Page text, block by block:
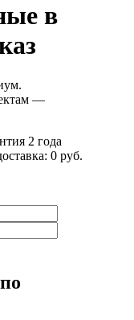
в
—
2 года
0 руб.